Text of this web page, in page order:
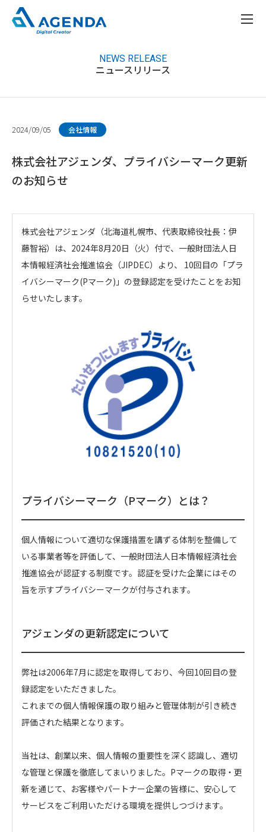
NEWS RELEASE
ニュースリリース
2024/09/05 会社情報
株式会社アジェンダ、プライバシーマーク更新
のお知らせ
株式会社アジェンダ（北海道札幌市、代表取締役社長：伊
藤智裕）は、2024年8月20日（火）付で、一般財団法人日
本情報経済社会推進協会（JIPDEC）より、 10回目の「プラ
イバシーマーク(Pマーク)」の登録認定を受けたことをお知
らせいたします。
プライバシーマーク（Pマーク）とは？
個人情報について適切な保護措置を講ずる体制を整備して
いる事業者等を評価して、一般財団法人日本情報経済社会
推進協会が認証する制度です。認証を受けた企業にはその
旨を示すプライバシーマークが付与されます。
アジェンダの更新認定について
弊社は2006年7月に認定を取得しており、今回10回目の登
録認定をいただきました。
これまでの個人情報保護の取り組みと管理体制が引き続き
評価された結果となります。
当社は、創業以来、個人情報の重要性を深く認識し、適切
な管理と保護を徹底してまいりました。Pマークの取得・更
新を通じて、お客様やパートナー企業の皆様に、安心して
サービスをご利用いただける環境を提供しつづけます。